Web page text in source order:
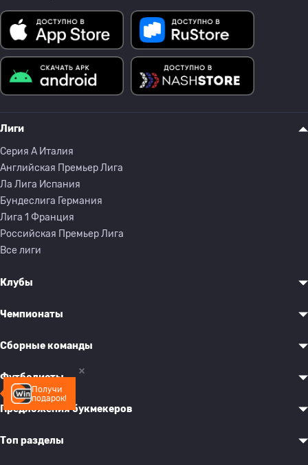
Получи
подарок!
Лиги
Серия A Италия
Английская Премьер Лига
Ла Лига Испания
Бундеслига Германия
Лига 1 Франция
Российская Премьер Лига
Все лиги
Клубы
Чемпионаты
Сборные команды
Футболисты
Предложения букмекеров
Топ разделы